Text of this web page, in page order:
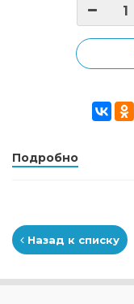
Подробно
Назад к списку